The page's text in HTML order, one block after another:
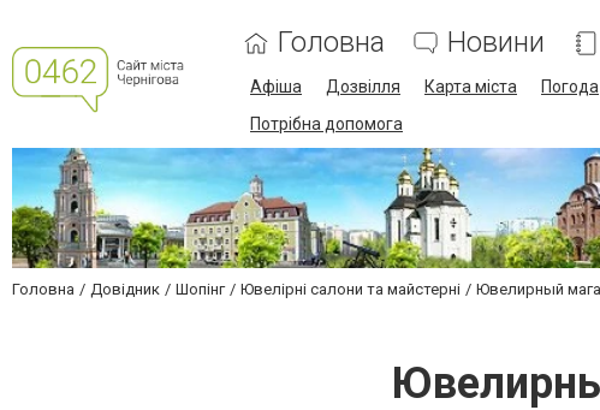
Головна Новини
Афіша Дозвілля Карта міста Погода
Потрібна допомога
Головна Довідник Шопінг Ювелірні салони та майстерні Ювелирный